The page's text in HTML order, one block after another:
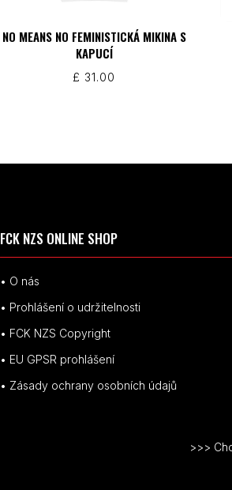
NO MEANS NO FEMINISTICKÁ MIKINA S
KAPUCÍ
£ 31.00
FCK NZS ONLINE SHOP
• O nás
• Prohlášení o udržitelnosti
• FCK NZS Copyright
• EU GPSR prohlášení
• Zásady ochrany osobních údajů
>>>